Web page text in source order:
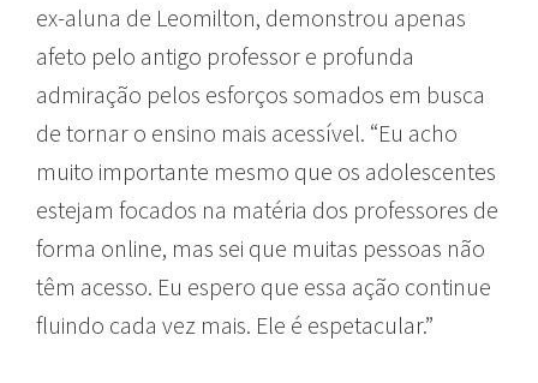
ex-aluna de Leomilton, demonstrou apenas
afeto pelo antigo professor e profunda
admiração pelos esforços somados em busca
de tornar o ensino mais acessível. “Eu acho
muito importante mesmo que os adolescentes
estejam focados na matéria dos professores de
forma online, mas sei que muitas pessoas não
têm acesso. Eu espero que essa ação continue
fluindo cada vez mais. Ele é espetacular.”